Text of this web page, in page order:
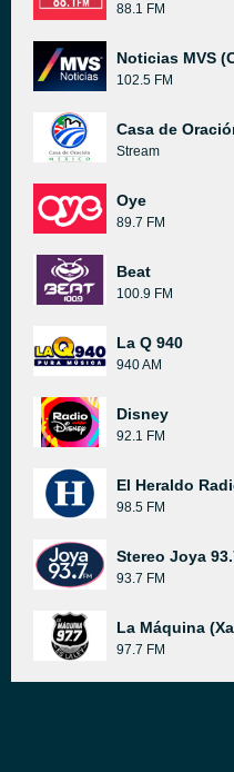
88.1 FM
Noticias MVS
102.5 FM
Casa de
Stream
Oye
89.7 FM
Beat
100.9 FM
La Q 940
940 AM
Disney
92.1 FM
El Heraldo
98.5 FM
Stereo Joya
93.7 FM
La Máquina
97.7 FM